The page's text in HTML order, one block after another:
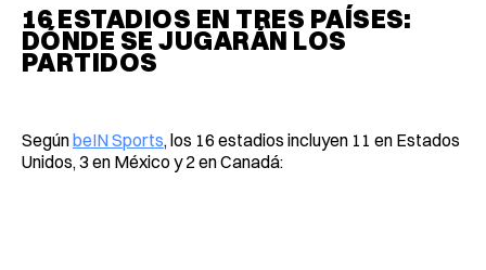
16 ESTADIOS EN TRES PAÍSES:
DÓNDE SE JUGARÁN LOS
PARTIDOS
SegúnbeIN Sports, los 16 estadios incluyen 11 en Estados
Unidos, 3 en México y 2 en Canadá: